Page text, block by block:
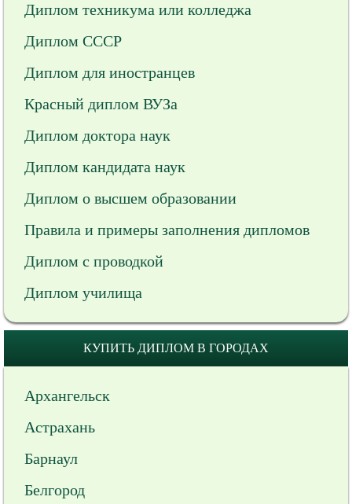
Диплом техникума или колледжа
Диплом СССР
Диплом для иностранцев
Красный диплом ВУЗа
Диплом доктора наук
Диплом кандидата наук
Диплом о высшем образовании
Правила и примеры заполнения дипломов
Диплом с проводкой
Диплом училища
КУПИТЬ ДИПЛОМ В ГОРОДАХ
Архангельск
Астрахань
Барнаул
Белгород